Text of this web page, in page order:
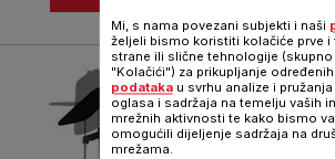
Usporedi
IXEO QT1020
Briga o odjeći
koji predstavlja
za glačanje i
Mi, s nama povezani subjekti i naši
željeli bismo koristiti kolačiće prve i
strane ili slične tehnologije (skupno
"Kolačići") za prikupljanje određenih
podatakau svrhu analize i
oglasa i sadržaja na temelju vaših
mrežnih aktivnosti te kako bismo
omogućili dijeljenje sadržaja na
mrežama.